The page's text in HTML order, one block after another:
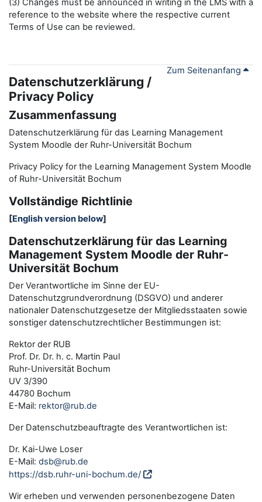
(3) Changes must be announced in writing in the LMS with a
reference to the website where the respective current
Terms of Use can be reviewed.
Zum Seitenanfang
Datenschutzerklärung /
Privacy Policy
Zusammenfassung
Datenschutzerklärung für das Learning Management
System Moodle der Ruhr-Universität Bochum
Privacy Policy for the Learning Management System Moodle
of Ruhr-Universität Bochum
Vollständige Richtlinie
[English version below]
Datenschutzerklärung für das Learning
Management System Moodle der Ruhr-
Universität Bochum
Der Verantwortliche im Sinne der EU-
Datenschutzgrundverordnung (DSGVO) und anderer
nationaler Datenschutzgesetze der Mitgliedsstaaten sowie
sonstiger datenschutzrechtlicher Bestimmungen ist:
Rektor der RUB
Prof. Dr. Dr. h. c. Martin Paul
Ruhr-Universität Bochum
UV 3/390
44780 Bochum
E-Mail: rektor@rub.de
Der Datenschutzbeauftragte des Verantwortlichen ist:
Dr. Kai-Uwe Loser
E-Mail: dsb@rub.de
https://dsb.ruhr-uni-bochum.de/
Wir erheben und verwenden personenbezogene Daten